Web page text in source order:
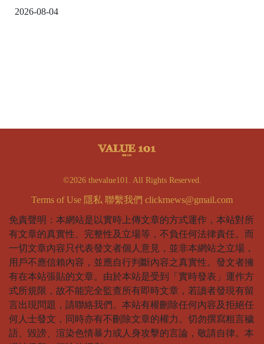
2026-08-04
©2026 thevalue101. All Rights Reserved.
Terms of Use 隱私 聯繫我們 clickrnews@gmail.com
免責聲明：本網站是以實時上傳文章的方式運作，本站對所
有文章的真實性、完整性及立場等，不負任何法律責任。而
一切文章內容只代表發文者個人意見，並非本網站之立場，
用戶不應信賴內容，並應自行判斷內容之真實性。發文者擁
有在本站張貼的文章。由於本站是受到「實時發表」運作方
式所規限，故不能完全監查所有即時文章，若讀者發現有留
言出現問題，請聯絡我們。本站有權刪除任何內容及拒絕任
何人士發文，同時亦有不刪除文章的權力。切勿撰寫粗言穢
語、毀謗、渲染色情暴力或人身攻擊的言論，敬請自律。本